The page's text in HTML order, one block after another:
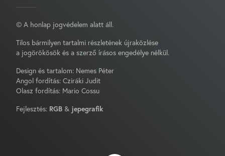
© A honlap jogvédelem alatt áll.
Tilos bármilyen tartalmi részletének újraközlése
a jogörökösök és a szerző írásos engedélye nélkül.
Design és tartalom: Nemes Péter
Angol fordítás: Cziráki Judit
Olasz fordítás: Mario Cossu
Fejlesztés: RGB & jepegrafik